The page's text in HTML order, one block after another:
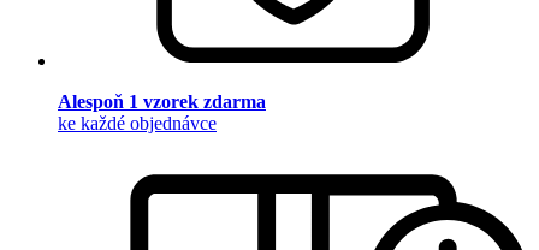
Alespoň 1 vzorek zdarma
ke každé objednávce